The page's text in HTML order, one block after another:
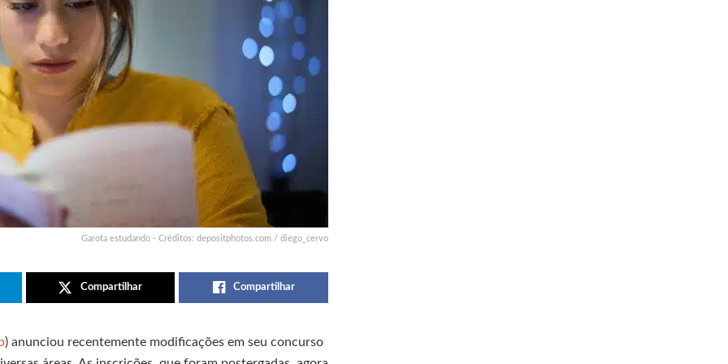
Garota estudando - Créditos: depositphotos.com / diego_cervo
Compartilhar Compartilhar
) anunciou recentemente modificações em seu concurso